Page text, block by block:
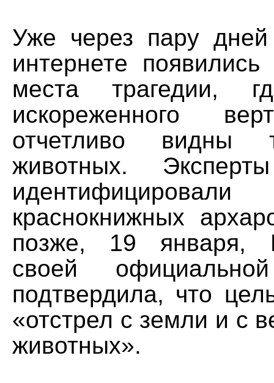
Уже через пару
интернете
места трагедии,
искореженного
отчетливо видны
животных.
краснокнижных
позже, 19 января,
своей
подтвердила, что
«отстрел с земли и с
животных».